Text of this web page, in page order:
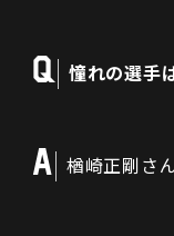
Q 憧れの選手
A 楢崎正剛さ